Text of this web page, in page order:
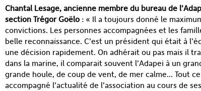
Chantal Lesage, ancienne membre du bureau de
section Trégor Goëlo : « Il a toujours donné le
convictions. Les personnes accompagnées et les
belle reconnaissance. C’est un président qui était à
une décision rapidement. On adhérait ou pas mais il
dans la marine, il comparait souvent l’Adapei à un
grande houle, de coup de vent, de mer calme… Tout
accompagné l’actualité de l’association au cours de